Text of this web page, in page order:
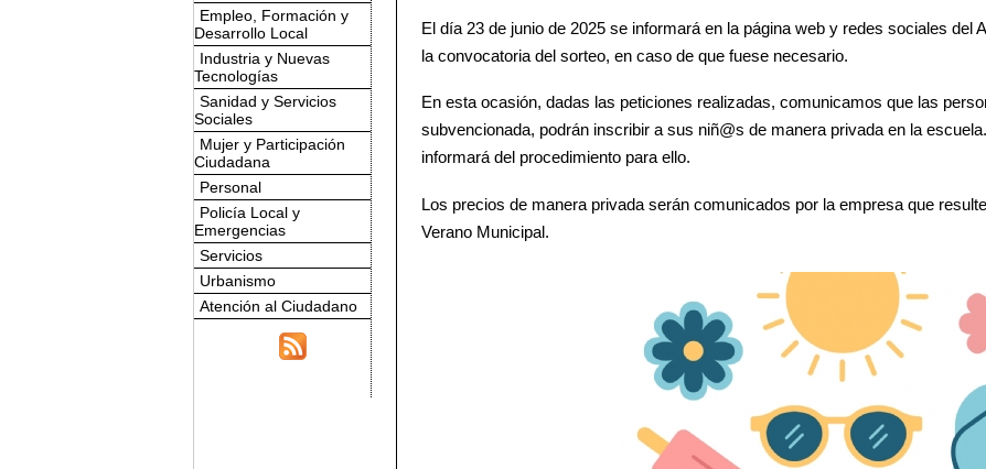
Empleo, Formación y
Desarrollo Local
Industria y Nuevas
Tecnologías
Sanidad y Servicios
Sociales
Mujer y Participación
Ciudadana
Personal
Policía Local y
Emergencias
Servicios
Urbanismo
Atención al Ciudadano
El día 23 de junio de 2025 se informará en la página web y redes sociales del
la convocatoria del sorteo, en caso de que fuese necesario.
En esta ocasión, dadas las peticiones realizadas, comunicamos que las
subvencionada, podrán inscribir a sus niñ@s de manera privada en la
informará del procedimiento para ello.
Los precios de manera privada serán comunicados por la empresa que
Verano Municipal.